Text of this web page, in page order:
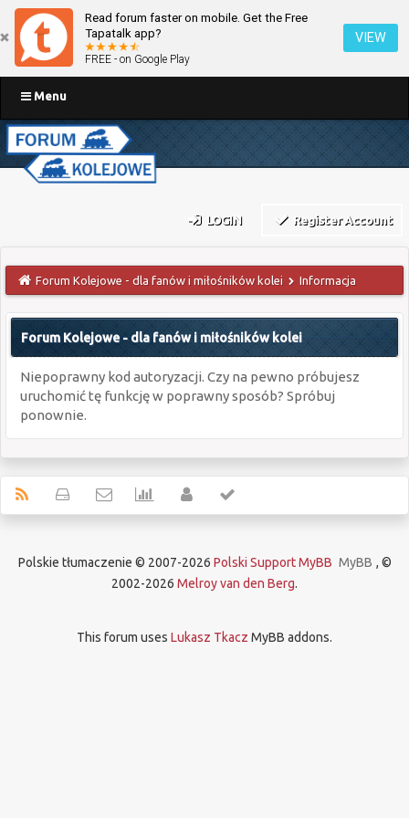
Read forum faster on mobile. Get the Free
Tapatalk app?
FREE - on Google Play
VIEW
Menu
LOGIN Register Account
Forum Kolejowe - dla fanów i miłośników kolei Informacja
Forum Kolejowe - dla fanów i miłośników kolei
Niepoprawny kod autoryzacji. Czy na pewno próbujesz
uruchomić tę funkcję w poprawny sposób? Spróbuj
ponownie.
Polskie tłumaczenie © 2007-2026 Polski Support MyBB MyBB , ©
2002-2026 Melroy van den Berg.
This forum uses Lukasz Tkacz MyBB addons.